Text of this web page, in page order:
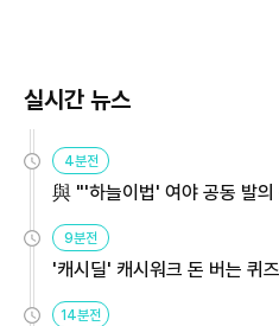
실시간 뉴스
4분전
與 "'하늘이법' 여야 공동 발
9분전
'캐시딜' 캐시워크 돈 버는 퀴
14분전